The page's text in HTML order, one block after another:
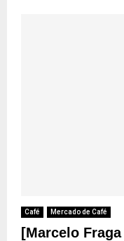
Café Mercado de Café
[Marcelo